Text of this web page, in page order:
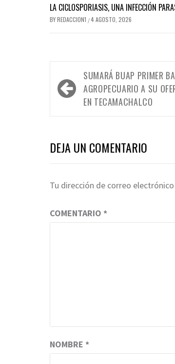
LA CICLOSPORIASIS, UNA INFECCIÓN
BYREDACCION1 /4 AGOSTO, 2026
Navegación
de
entradas
SUMARÁ BUAP PRIMER
AGROPECUARIO A SU
EN TECAMACHALCO
DEJA UN COMENTARIO
Tu dirección de correo
COMENTARIO *
NOMBRE *